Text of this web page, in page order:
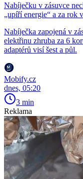
Nabíječku v zásuvce
„upíří energie“ a za rok
Nabíječka zapojená v
elektřinu zhruba za 6
adaptérů visí šest a půl.
Mobify.cz
dnes, 05:20
3 min
Reklama